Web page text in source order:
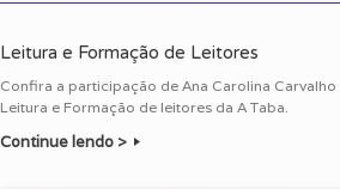
Leitura e Formação de Leitores
Confira a participação de Ana Carolina
Leitura e Formação de leitores da A Taba.
Continue lendo >